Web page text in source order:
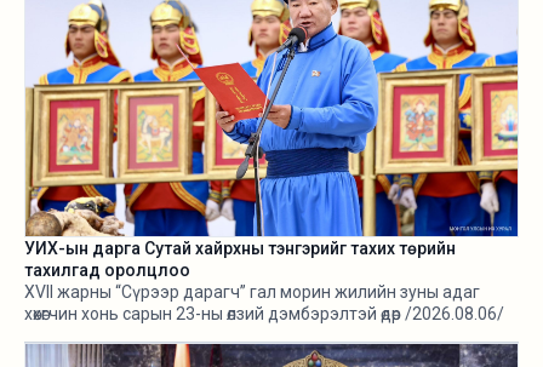
УИХ-ын дарга Сутай хайрхны тэнгэрийг тахих төрийн
тахилгад оролцлоо
XVII жарны “Сүрээр дарагч” гал морин жилийн зуны адаг
хөхөгчин хонь сарын 23-ны өлзий дэмбэрэлтэй өдөр /2026.08.06/